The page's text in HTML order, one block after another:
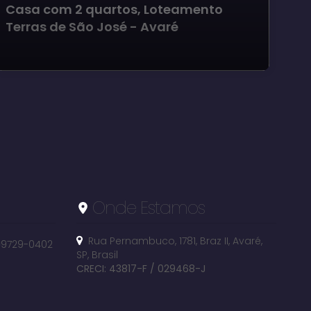
Casa com 2 quartos, Loteamento
Terras de São José - Avaré
0402
Onde Estamos
Rua Pernambuco, 1781, Braz II, Avaré,
SP, Brasil
CRECI: 43817-F / 029468-J